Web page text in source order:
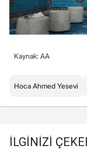
Kaynak: AA
Hoca Ahmed Yesevi